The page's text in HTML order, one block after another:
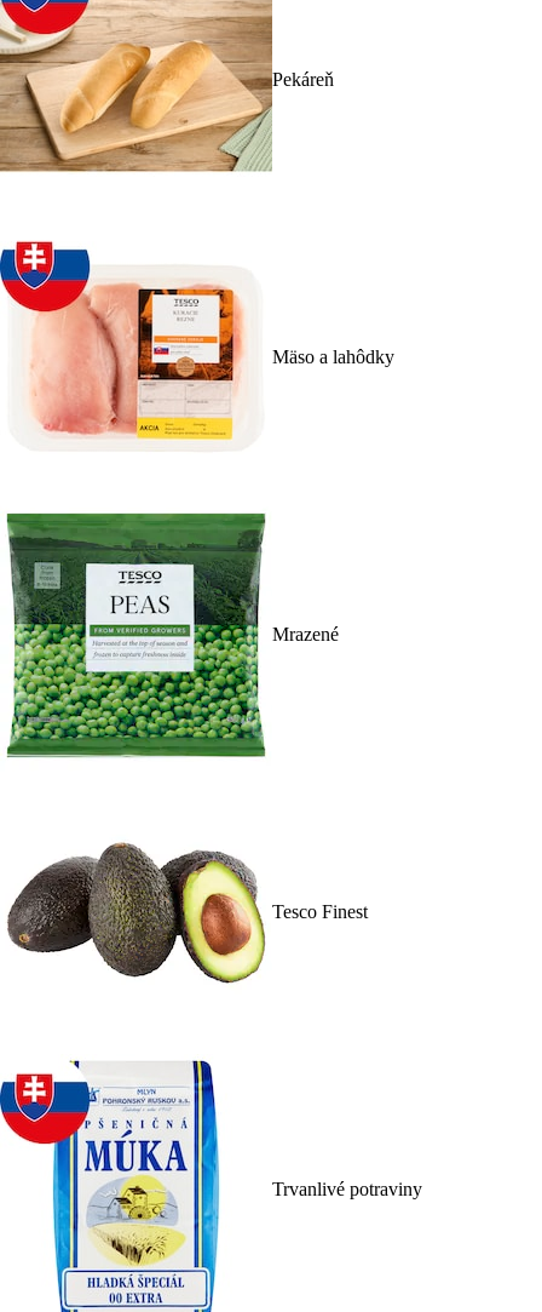
Pekáreň
Mäso a lahôdky
Mrazené
Tesco Finest
Trvanlivé potraviny